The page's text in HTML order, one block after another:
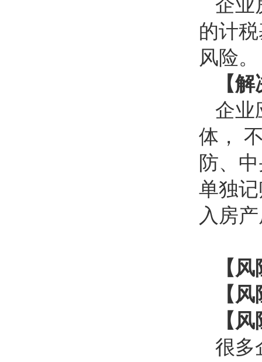
企业
的计
风险。
【
企业
体，
防、
单独
入房
【
【
【
很多